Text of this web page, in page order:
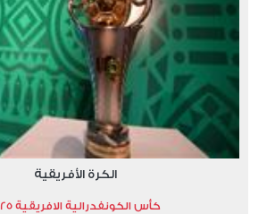
الكرة الأفريقية
كأس الكونفدرالية الافريقية 2025